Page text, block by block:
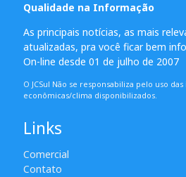
Qualidade na Informação
As principais notícias, as mais
atualizadas, pra você ficar bem
On-line desde 01 de julho de 2007
O JCSul Não se responsabiliza pelo uso
econômicas/clima disponibilizados.
Links
Comercial
Contato